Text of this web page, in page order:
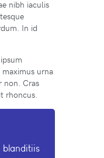
nibh iaculis
In id
urna
non. Cras
rhoncus.
blanditiis